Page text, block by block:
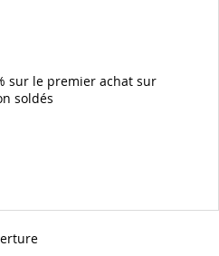
sur le premier achat sur
soldés